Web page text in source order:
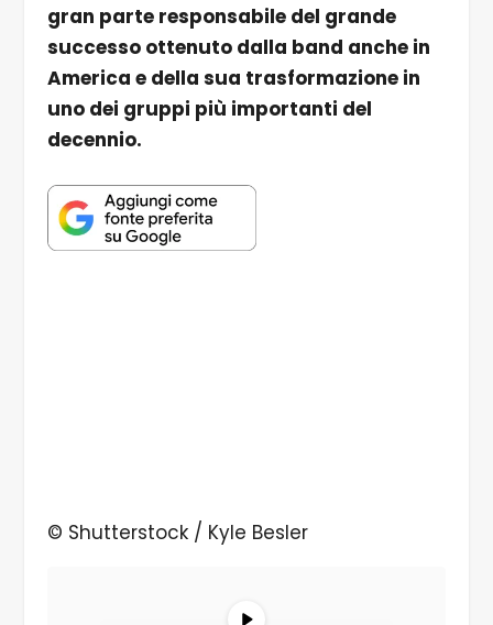
gran parte responsabile del grande
successo ottenuto dalla band anche in
America e della sua trasformazione in
uno dei gruppi più importanti del
decennio.
© Shutterstock / Kyle Besler